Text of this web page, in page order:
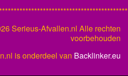
Serieus-Afvallen.nl Alle rechten
voorbehouden
is onderdeel van Backlinker.eu